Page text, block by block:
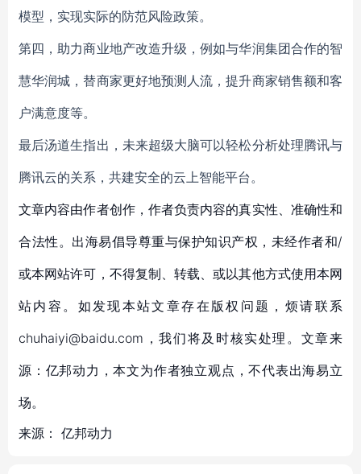
模型，实现实际的防范风险政策。
第四，助力商业地产改造升级，例如与华润集团合作的智
慧华润城，替商家更好地预测人流，提升商家销售额和客
户满意度等。
最后汤道生指出，未来超级大脑可以轻松分析处理腾讯与
腾讯云的关系，共建安全的云上智能平台。
文章内容由作者创作，作者负责内容的真实性、准确性和
合法性。出海易倡导尊重与保护知识产权，未经作者和/
或本网站许可，不得复制、转载、或以其他方式使用本网
站内容。如发现本站文章存在版权问题，烦请联系
chuhaiyi@baidu.com，我们将及时核实处理。文章来
源：亿邦动力，本文为作者独立观点，不代表出海易立
场。
来源： 亿邦动力